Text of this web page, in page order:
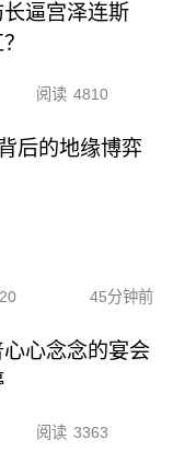
逼宫泽连斯
阅读 4810
后的地缘博弈
45分钟前
心念念的宴会
阅读 3363